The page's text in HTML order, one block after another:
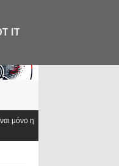
το επίδομα των «πρώτων
IT